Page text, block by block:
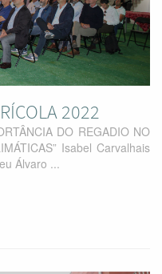
2022
DO REGADIO NO
Isabel Carvalhais
Álvaro ...